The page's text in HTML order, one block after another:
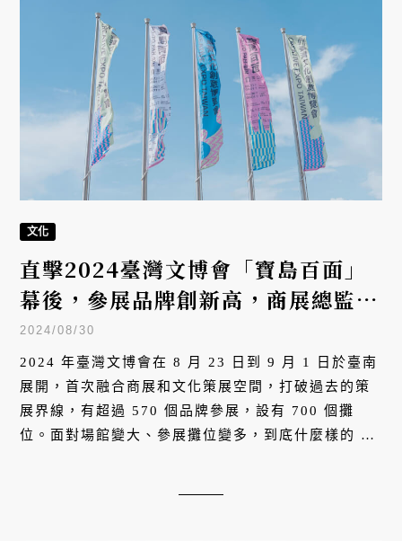
文化
直擊2024臺灣文博會「寶島百面」
幕後，參展品牌創新高，商展總監黃
昱禎看見臺灣文創力
2024/08/30
2024 年臺灣文博會在 8 月 23 日到 9 月 1 日於臺南
展開，首次融合商展和文化策展空間，打破過去的策
展界線，有超過 570 個品牌參展，設有 700 個攤
位。面對場館變大、參展攤位變多，到底什麼樣的 IP